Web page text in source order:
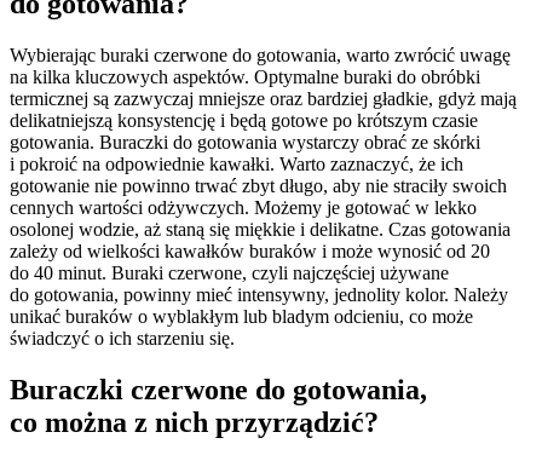
Wybierając buraki czerwone do gotowania, warto zwrócić uwagę
na kilka kluczowych aspektów. Optymalne buraki do obróbki
termicznej są zazwyczaj mniejsze oraz bardziej gładkie, gdyż mają
delikatniejszą konsystencję i będą gotowe po krótszym czasie
gotowania. Buraczki do gotowania wystarczy obrać ze skórki
i pokroić na odpowiednie kawałki. Warto zaznaczyć, że ich
gotowanie nie powinno trwać zbyt długo, aby nie straciły swoich
cennych wartości odżywczych. Możemy je gotować w lekko
osolonej wodzie, aż staną się miękkie i delikatne. Czas gotowania
zależy od wielkości kawałków buraków i może wynosić od 20
do 40 minut. Buraki czerwone, czyli najczęściej używane
do gotowania, powinny mieć intensywny, jednolity kolor. Należy
unikać buraków o wyblakłym lub bladym odcieniu, co może
świadczyć o ich starzeniu się.
Buraczki czerwone do gotowania,
co można z nich przyrządzić?